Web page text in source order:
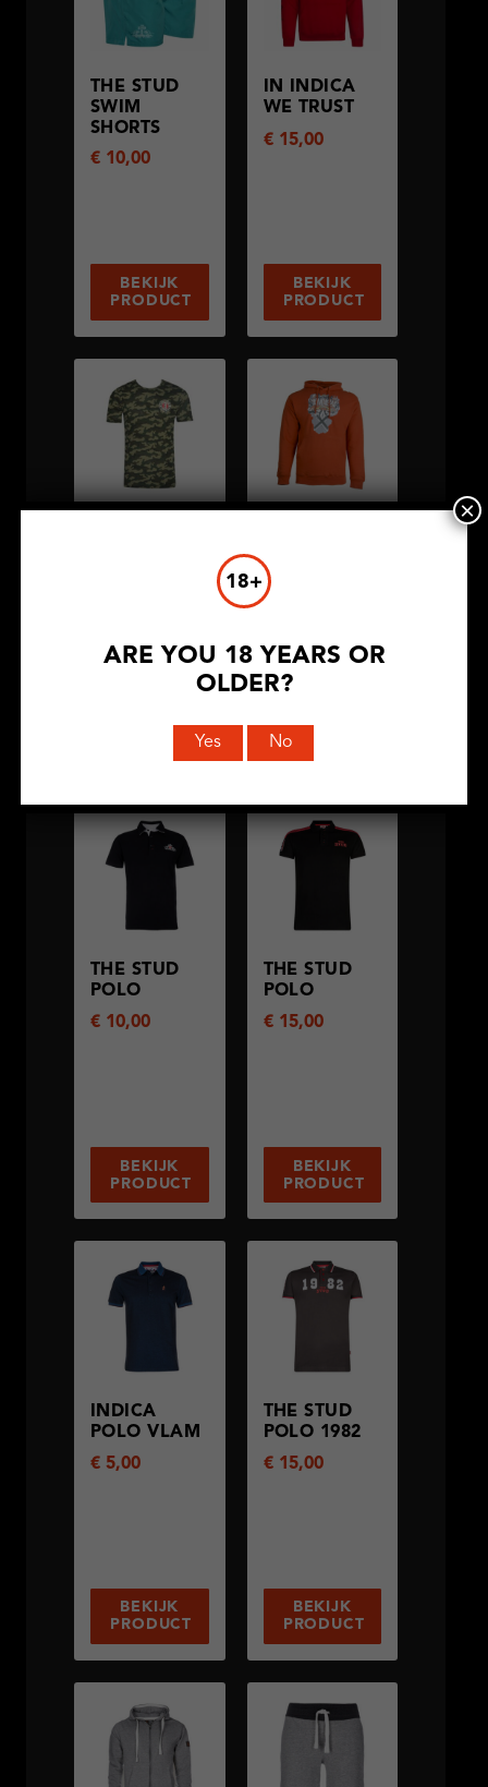
THE STUD
SWIM
SHORTS
€ 10,00
BEKIJK
PRODUCT
IN INDICA
WE TRUST
€15,00
BEKIJK
PRODUCT
BEKIJK
€
BEKIJK
PRODUCT
THE STUD
POLO
€ 10,00
BEKIJK
PRODUCT
THE STUD
POLO
€15,00
BEKIJK
PRODUCT
INDICA
POLO VLAM
€ 5,00
BEKIJK
PRODUCT
THE STUD
POLO 1982
€15,00
BEKIJK
PRODUCT
18+
ARE YOU 18 YEARS OR
OLDER?
Yes No
×